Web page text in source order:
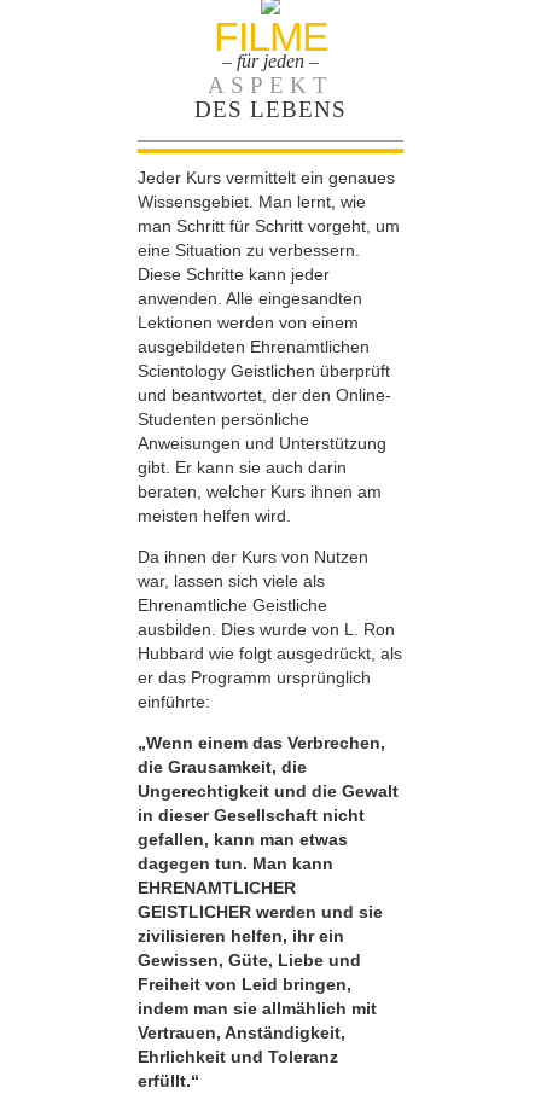
FILME
– für jeden –
ASPEKT
DES LEBENS
Jeder Kurs vermittelt ein genaues
Wissensgebiet. Man lernt, wie
man Schritt für Schritt vorgeht, um
eine Situation zu verbessern.
Diese Schritte kann jeder
anwenden. Alle eingesandten
Lektionen werden von einem
ausgebildeten Ehrenamtlichen
Scientology Geistlichen überprüft
und beantwortet, der den Online-
Studenten persönliche
Anweisungen und Unterstützung
gibt. Er kann sie auch darin
beraten, welcher Kurs ihnen am
meisten helfen wird.
Da ihnen der Kurs von Nutzen
war, lassen sich viele als
Ehrenamtliche Geistliche
ausbilden. Dies wurde von L. Ron
Hubbard wie folgt ausgedrückt, als
er das Programm ursprünglich
einführte:
„Wenn einem das Verbrechen,
die Grausamkeit, die
Ungerechtigkeit und die Gewalt
in dieser Gesellschaft nicht
gefallen, kann man etwas
dagegen tun. Man kann
EHRENAMTLICHER
GEISTLICHER werden und sie
zivilisieren helfen, ihr ein
Gewissen, Güte, Liebe und
Freiheit von Leid bringen,
indem man sie allmählich mit
Vertrauen, Anständigkeit,
Ehrlichkeit und Toleranz
erfüllt.“